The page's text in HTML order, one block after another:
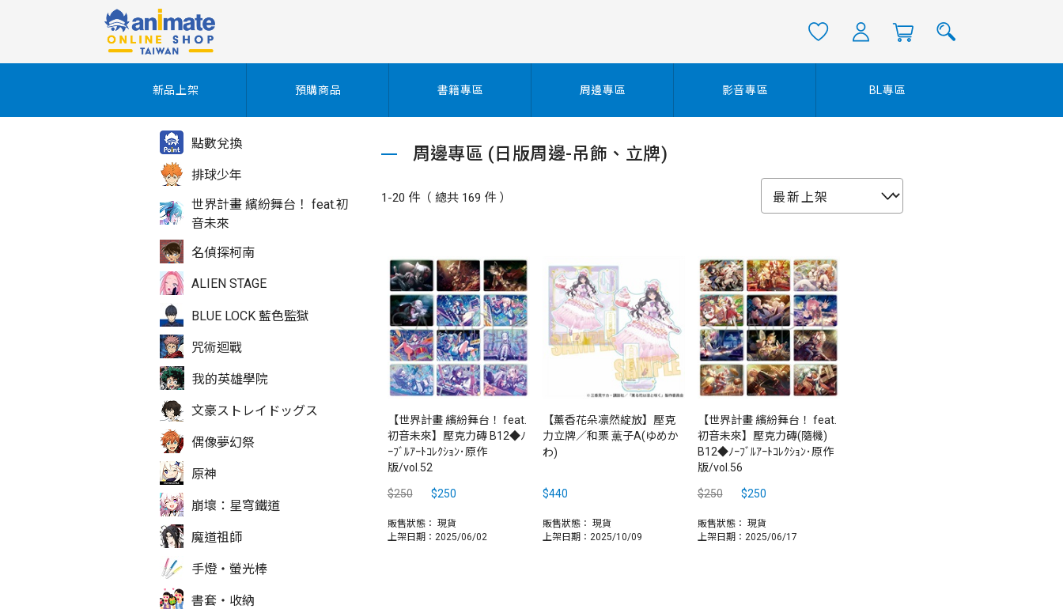
點數兌換
排球少年
世界計畫 繽紛舞台！ feat.初
音未來
名偵探柯南
ALIEN STAGE
BLUE LOCK 藍色監獄
咒術迴戰
我的英雄學院
文豪ストレイドッグス
偶像夢幻祭
原神
崩壞：星穹鐵道
魔道祖師
手燈‧螢光棒
書套‧收納
新品上架 預購商品 書籍專區 周邊專區 影音專區 BL專區
周邊專區 (日版周邊-吊飾、立牌)
1-20 件（ 總共 169 件 ）
【世界計畫 繽紛舞台！ feat.
初音未來】壓克力磚 B12◆ﾉ
ｰﾌﾞﾙｱｰﾄｺﾚｸｼｮﾝ･原作
版/vol.52
$250 $250
販售狀態： 現貨
上架日期：2025/06/02
【薰香花朵凛然綻放】壓克
力立牌／和栗 薫子A(ゆめか
わ)
$440
販售狀態： 現貨
上架日期：2025/10/09
【世界計畫 繽紛舞台！ feat.
初音未來】壓克力磚(隨機)
B12◆ﾉｰﾌﾞﾙｱｰﾄｺﾚｸｼｮﾝ･原作
版/vol.56
$250 $250
販售狀態： 現貨
上架日期：2025/06/17